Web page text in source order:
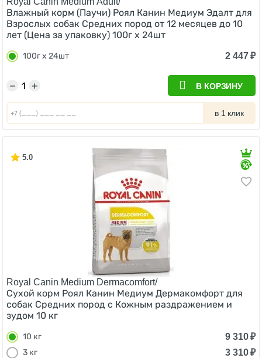
Влажный корм (Паучи) Роял Канин Медиум Эдалт для
Взрослых собак Средних пород от 12 месяцев до 10
лет (Цена за упаковку) 100г х 24шт
100г х 24шт 2 447₽
+
− В КОРЗИНУ
в 1 клик
5.0
Royal Canin Medium Dermacomfort/
Сухой корм Роял Канин Медиум Дермакомфорт для
собак Средних пород с Кожным раздражением и
зудом 10 кг
10 кг 9 310₽
3 кг
3 310₽